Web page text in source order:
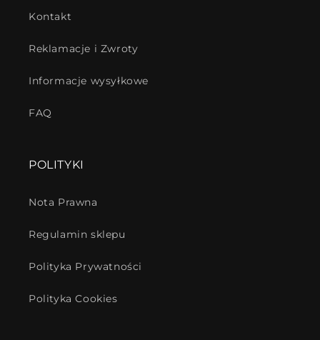
Kontakt
Reklamacje i Zwroty
Informacje wysyłkowe
FAQ
POLITYKI
Nota Prawna
Regulamin sklepu
Polityka Prywatności
Polityka Cookies